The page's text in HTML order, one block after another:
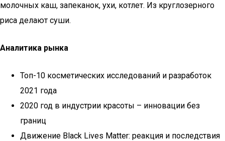
молочных каш, запеканок, ухи, котлет. Из круглозерного
риса делают суши.
Аналитика рынка
Топ-10 косметических исследований и разработок
2021 года
2020 год в индустрии красоты – инновации без
границ
Движение Black Lives Matter: реакция и последствия